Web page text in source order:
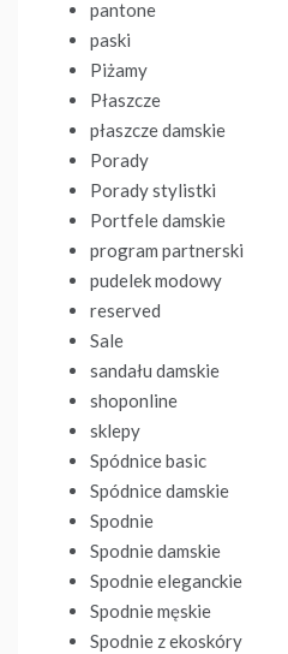
pantone
paski
Piżamy
Płaszcze
płaszcze damskie
Porady
Porady stylistki
Portfele damskie
program partnerski
pudelek modowy
reserved
Sale
sandału damskie
shoponline
sklepy
Spódnice basic
Spódnice damskie
Spodnie
Spodnie damskie
Spodnie eleganckie
Spodnie męskie
Spodnie z ekoskóry